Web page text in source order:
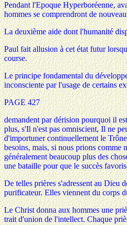
Pendant l'Epoque Hyperboréenne,
hommes se comprendront de
La deuxième aide dont l'humanité
Paul fait allusion à cet état futur
course.
Le principe fondamental du
inconsciente par l'usage de certains
PAGE 427
demandent par dérision pourquoi il
plus, s'Il n'est pas omniscient, Il ne
d'importuner continuellement le
besoins, mais, si nous prions
généralement beaucoup plus des
une bataille pour que le succès
De telles prières s'adressent au Dieu
purificateur. Elles viennent du corps
Le Christ donna aux hommes une
trait d'union de l'intellect. Chaque